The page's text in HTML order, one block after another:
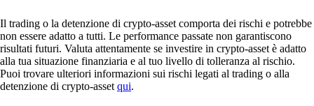
Il trading o la detenzione di crypto-asset comporta dei rischi e potrebbe
non essere adatto a tutti. Le performance passate non garantiscono
risultati futuri. Valuta attentamente se investire in crypto-asset è adatto
alla tua situazione finanziaria e al tuo livello di tolleranza al rischio.
Puoi trovare ulteriori informazioni sui rischi legati al trading o alla
detenzione di crypto-asset qui.